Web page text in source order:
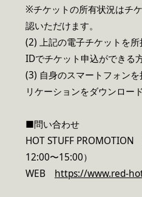
※チケットの所有状況はチ
認いただけます。
(2) 上記の電子チケットを
IDでチケット申込ができる
(3) 自身のスマートフォン
リケーションをダウンロー
■問い合わせ
HOT STUFF
12:00〜15:00）
WEB https://www.red-